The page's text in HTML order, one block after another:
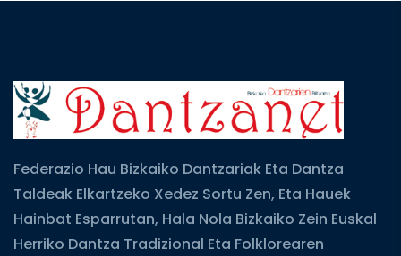
Federazio Hau Bizkaiko Dantzariak Eta Dantza
Taldeak Elkartzeko Xedez Sortu Zen, Eta Hauek
Hainbat Esparrutan, Hala Nola Bizkaiko Zein Euskal
Herriko Dantza Tradizional Eta Folklorearen